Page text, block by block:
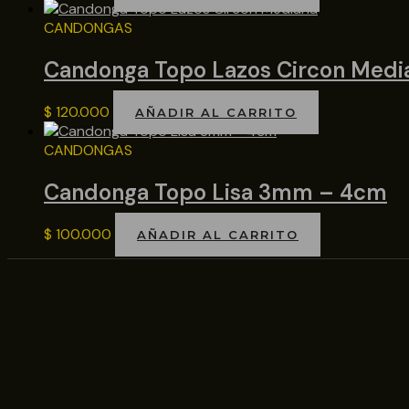
CANDONGAS
Candonga Topo Lazos Circon
$ 120.000 AÑADIR AL CARRITO
CANDONGAS
Candonga Topo Lisa 3mm – 4cm
$ 100.000 AÑADIR AL CARRITO